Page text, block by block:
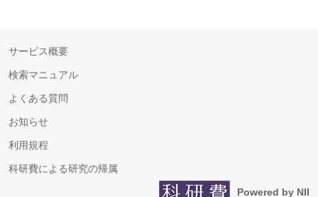
サービス概要
検索マニュアル
よくある質問
お知らせ
利用規程
科研費による研究の帰属
Powered by NII